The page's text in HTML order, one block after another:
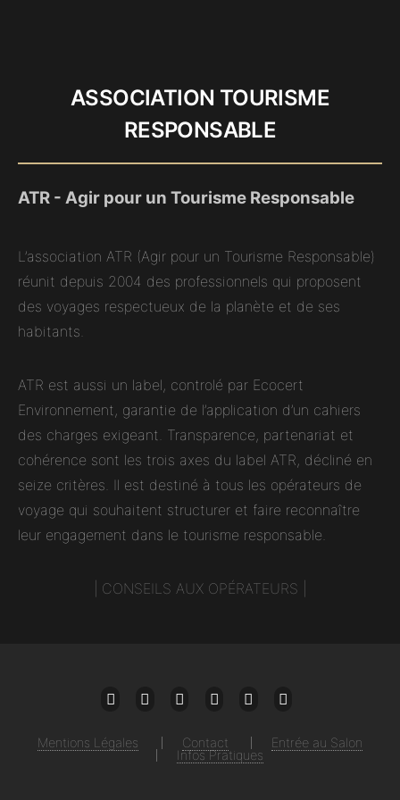
ASSOCIATION TOURISME
RESPONSABLE
ATR - Agir pour un Tourisme Responsable
L’association ATR (Agir pour un Tourisme Responsable)
réunit depuis 2004 des professionnels qui proposent
des voyages respectueux de la planète et de ses
habitants.
ATR est aussi un label, controlé par Ecocert
Environnement, garantie de l’application d’un cahiers
des charges exigeant. Transparence, partenariat et
cohérence sont les trois axes du label ATR, décliné en
seize critères. Il est destiné à tous les opérateurs de
voyage qui souhaitent structurer et faire reconnaître
leur engagement dans le tourisme responsable.
CONSEILS AUX OPÉRATEURS
Mentions Légales
Contact
Entrée au Salon
Infos Pratiques